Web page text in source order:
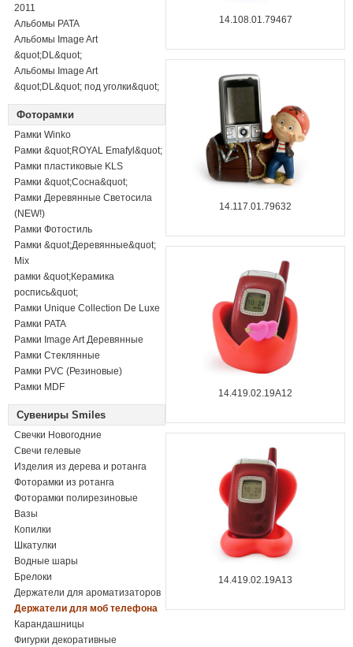
2011
Альбомы PATA
Альбомы Image Art
&quot;DL&quot;
Альбомы Image Art
&quot;DL&quot; под уголки&quot;
Фоторамки
Рамки Winko
Рамки &quot;ROYAL Emafyl&quot;
Рамки пластиковые KLS
Рамки &quot;Сосна&quot;
Рамки Деревянные Светосила
(NEW!)
Рамки Фотостиль
Рамки &quot;Деревянные&quot;
Mix
рамки &quot;Керамика
роспись&quot;
Рамки Unique Collection De Luxe
Рамки PATA
Рамки Image Art Деревянные
Рамки Стеклянные
Рамки PVC (Резиновые)
Рамки MDF
Сувениры Smiles
Свечки Новогодние
Свечи гелевые
Изделия из дерева и ротанга
Фоторамки из ротанга
Фоторамки полирезиновые
Вазы
Копилки
Шкатулки
Водные шары
Брелоки
Держатели для ароматизаторов
Держатели для моб телефона
Карандашницы
Фигурки декоративные
14.108.01.79467
14.117.01.79632
14.419.02.19A12
14.419.02.19A13